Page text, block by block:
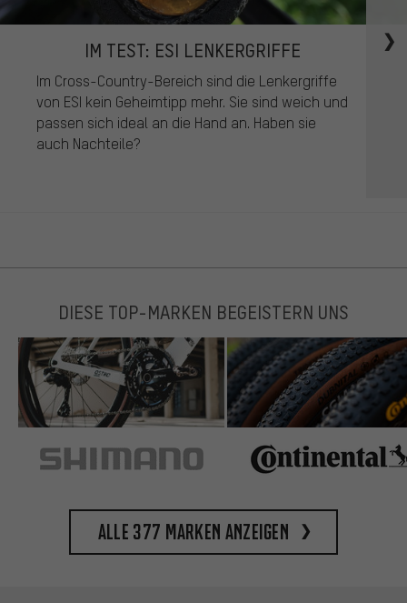
IM TEST: ESI LENKERGRIFFE
Im Cross-Country-Bereich sind die Lenkergriffe
von ESI kein Geheimtipp mehr. Sie sind weich und
passen sich ideal an die Hand an. Haben sie
auch Nachteile?
DIESE TOP-MARKEN BEGEISTERN UNS
Alle 377 Marken anzeigen